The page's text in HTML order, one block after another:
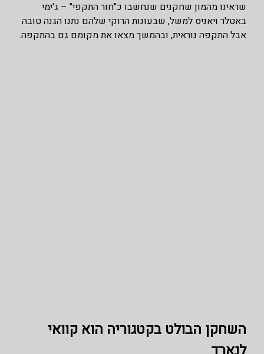
שראינו מהמון שחקנים שנחשבו כ"חור התקפי" – ג'ימי
באטלר ויאניס למשל, שבעונות הרוקי שלהם נתנו הגנה טובה
אבל התקפה נוראית, ובהמשך מצאו את מקומם גם בהתקפה.
השחקן הבולט בקטגוריה הוא קוואי